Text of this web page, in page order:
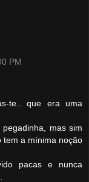
PM
te.. que era uma
mas sim
tem a mínima noção
pacas e nunca